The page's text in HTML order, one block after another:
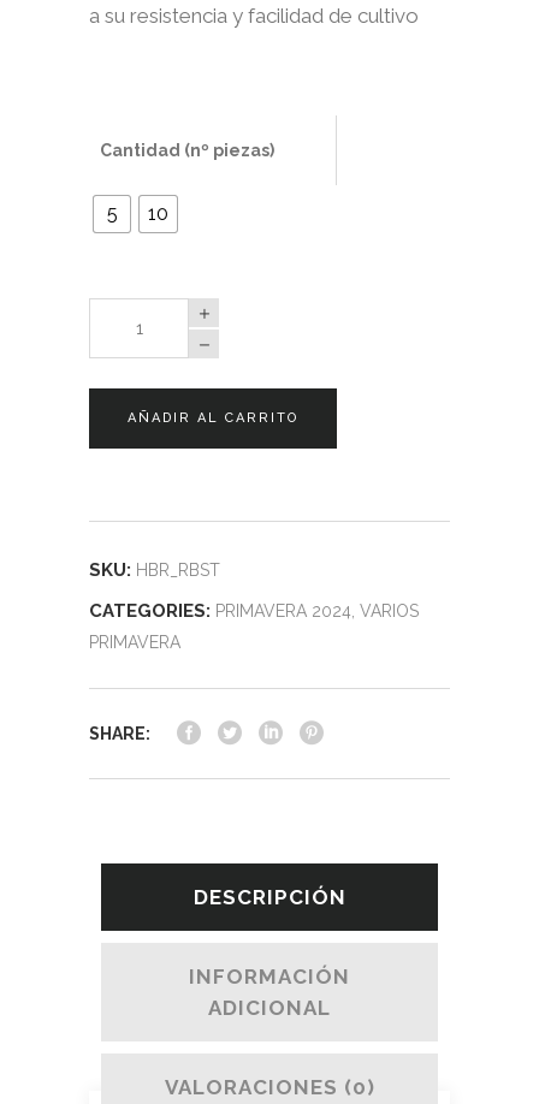
a su resistencia y facilidad de cultivo
Cantidad (nº piezas)
5 10
AÑADIR AL CARRITO
SKU: HBR_RBST
CATEGORIES: PRIMAVERA 2024 VARIOS
PRIMAVERA
SHARE:
DESCRIPCIÓN
INFORMACIÓN
ADICIONAL
VALORACIONES (0)